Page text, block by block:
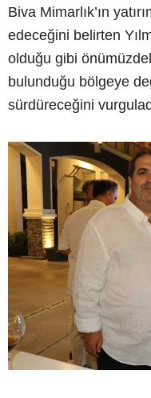
Biva Mimarlık’ın
edeceğini belirten
olduğu gibi
bulunduğu bölgeye
sürdüreceğini